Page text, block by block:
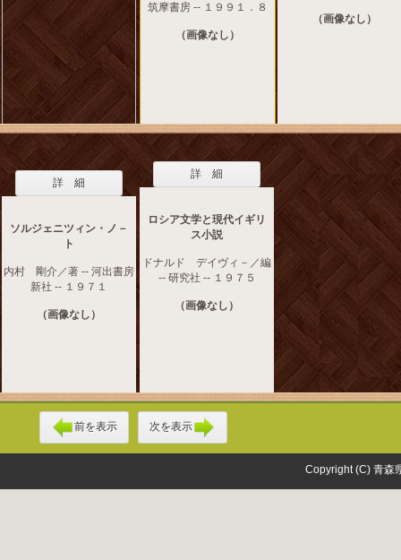
筑摩書房 -- １９９１．８
（画像なし）
（画像なし）
詳 細
ソルジェニツィン・ノ－
ト
内村 剛介／著 -- 河出書房
新社 -- １９７１
（画像なし）
詳 細
ロシア文学と現代イギリ
ス小説
ドナルド デイヴィ－／編
-- 研究社 -- １９７５
（画像なし）
前を表示 次を表示
Copyright (C) 青森